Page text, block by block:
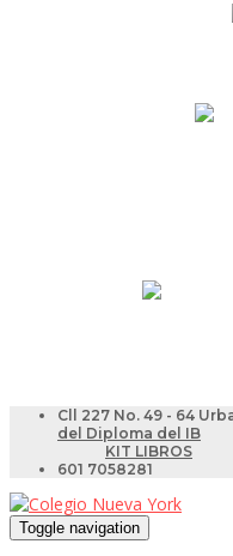
Cll 227 No. 49 - 64
del Diploma del IB
KIT LIBROS
601 7058281
Toggle navigation